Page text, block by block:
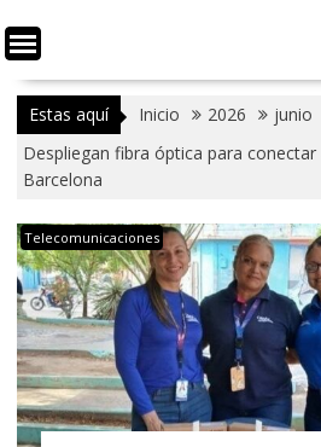
Estas aquí Inicio 2026 junio
Despliegan fibra óptica para
Barcelona
Telecomunicaciones